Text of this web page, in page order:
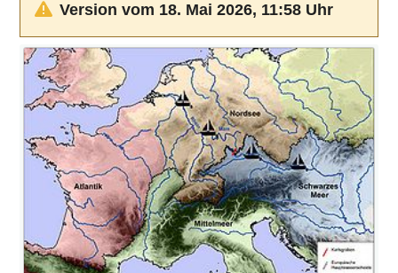
Version vom 18. Mai 2026, 11:58 Uhr